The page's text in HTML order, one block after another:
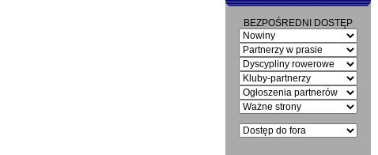
BEZPOŚREDNI DOSTĘP